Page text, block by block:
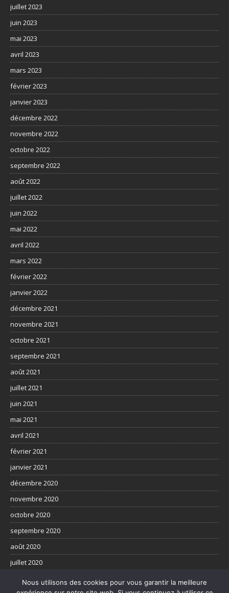
juillet 2023
juin 2023
mai 2023
avril 2023
mars 2023
février 2023
janvier 2023
décembre 2022
novembre 2022
octobre 2022
septembre 2022
août 2022
juillet 2022
juin 2022
mai 2022
avril 2022
mars 2022
février 2022
janvier 2022
décembre 2021
novembre 2021
octobre 2021
septembre 2021
août 2021
juillet 2021
juin 2021
mai 2021
avril 2021
février 2021
janvier 2021
décembre 2020
novembre 2020
octobre 2020
septembre 2020
août 2020
juillet 2020
juin 2020
Nous utilisons des cookies pour vous garantir la meilleure